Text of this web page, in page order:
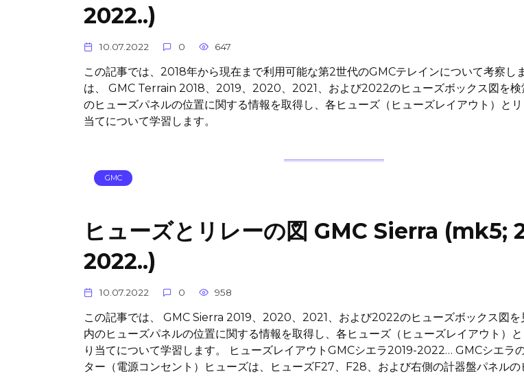
2022..)
10.07.2022 0 647
この記事では、2018年から現在まで利用可能な第2世代のGMCテレインについて考察し
は、 GMC Terrain 2018、2019、2020、2021、および2022のヒューズボックス図を検
のヒューズパネルの位置に関する情報を取得し、各ヒューズ（ヒューズレイアウト）とリ
当てについて学習します。
GMC
ヒューズとリレーの図 GMC Sierra (mk5;
2022..)
10.07.2022 0 958
この記事では、 GMC Sierra 2019、2020、2021、および2022のヒューズボックス図を
内のヒューズパネルの位置に関する情報を取得し、各ヒューズ（ヒューズレイアウト）
り当てについて学習します。 ヒューズレイアウトGMCシエラ2019-2022… GMCシエラ
ター（電源コンセント）ヒューズは、ヒューズF27、F28、および右側の計器盤パネルの